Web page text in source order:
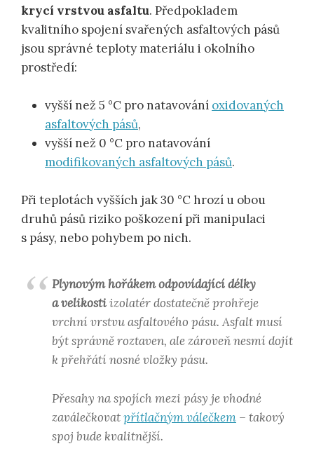
krycí vrstvou asfaltu. Předpokladem
kvalitního spojení svařených asfaltových pásů
jsou správné teploty materiálu i okolního
prostředí:
vyšší než 5 °C pro natavování oxidovaných
asfaltových pásů,
vyšší než 0 °C pro natavování
modifikovaných asfaltových pásů.
Při teplotách vyšších jak 30 °C hrozí u obou
druhů pásů riziko poškození při manipulaci
s pásy, nebo pohybem po nich.
Plynovým hořákem odpovídající délky
a velikostiizolatér dostatečně prohřeje
vrchní vrstvu asfaltového pásu. Asfalt musí
být správně roztaven, ale zároveň nesmí dojít
k přehřátí nosné vložky pásu.
Přesahy na spojích mezi pásy je vhodné
zaválečkovatpřítlačným válečkem – takový
spoj bude kvalitnější.